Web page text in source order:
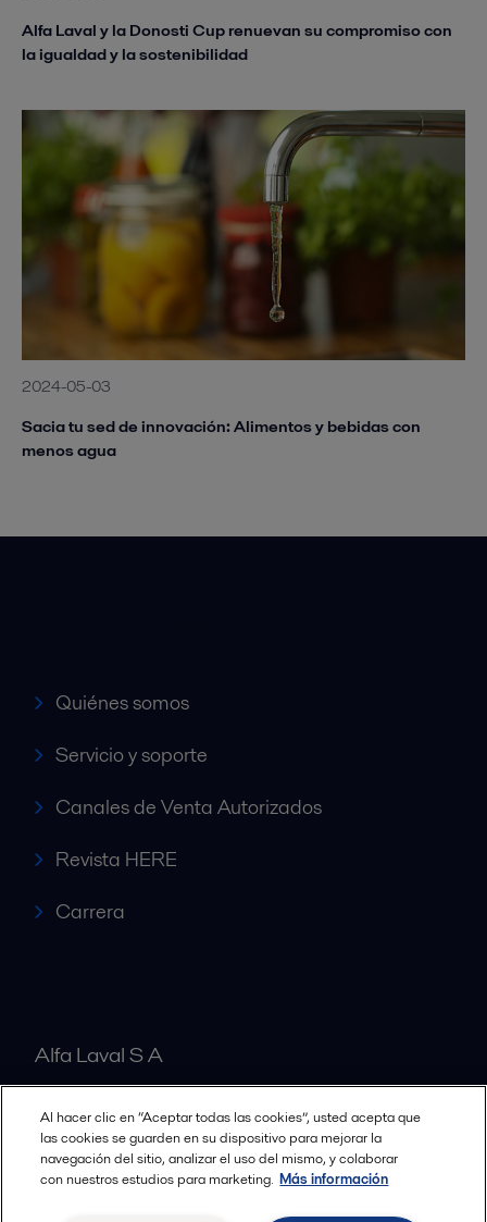
Alfa Laval y la Donosti Cup renuevan su compromiso con
la igualdad y la sostenibilidad
2024-05-03
Sacia tu sed de innovación: Alimentos y bebidas con
menos agua
Quiénes somos
Servicio y soporte
Canales de Venta Autorizados
Revista HERE
Carrera
Alfa Laval S A
Nuestras oficinas
Al hacer clic en “Aceptar todas las cookies”, usted acepta que
las cookies se guarden en su dispositivo para mejorar la
navegación del sitio, analizar el uso del mismo, y colaborar
con nuestros estudios para marketing. Más información